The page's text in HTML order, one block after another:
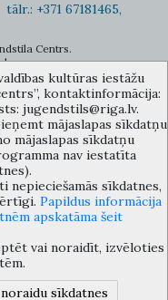
tālr.: +371 67181465,
Centrs.
muzejs “Rīgas Jūgendstila
(durvju kods: 12),
kultūras iestāžu
kontaktinformācija:
jugendstils@riga.lv.
mājaslapas sīkdatņu
mājaslapas sīkdatņu
nav iestatīta
nepieciešamās sīkdatnes,
Papildus informācija
apskatāma šeit
vai noraidīt, izvēloties
sīkdatnes